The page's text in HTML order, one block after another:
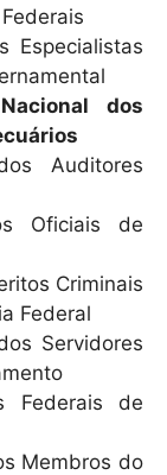
Especialistas
dos
Auditores
Oficiais de
Criminais
Federal
Servidores
Federais de
Membros do